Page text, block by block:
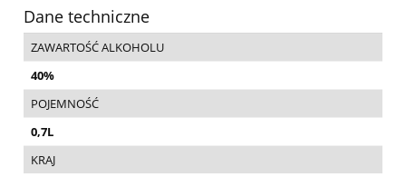
Dane techniczne
ZAWARTOŚĆ ALKOHOLU
40%
POJEMNOŚĆ
0,7L
KRAJ